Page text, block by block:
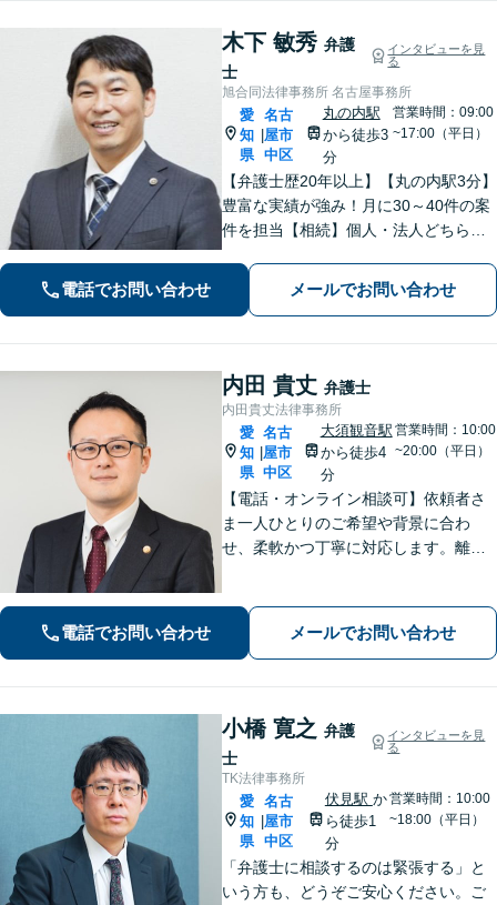
木下 敏秀 弁護
士
インタビューを見
る
旭合同法律事務所 名古屋事務所
愛
知
県
名古
屋市
中区
丸の内駅
から徒歩3
分
営業時間：09:00
~17:00（平日）
【弁護士歴20年以上】【丸の内駅3分】
豊富な実績が強み！月に30～40件の案
件を担当【相続】個人・法人どちらの
方ともに納得する解決を目指します
【離婚問題】他士業と連携し多角的な
電話でお問い合わせ メールでお問い合わせ
内田 貴丈 弁護士
内田貴丈法律事務所
愛
知
県
名古
屋市
中区
大須観音駅
から徒歩4
分
営業時間：10:00
~20:00（平日）
【電話・オンライン相談可】依頼者さ
ま一人ひとりのご希望や背景に合わ
せ、柔軟かつ丁寧に対応します。離
たします。ご相談ください。【大須観
音駅4分】
電話でお問い合わせ メールでお問い合わせ
小橋 寛之 弁護
士
インタビューを見
る
TK法律事務所
愛
知
県
名古
屋市
中区
伏見駅 か
ら徒歩1
分
営業時間：10:00
~18:00（平日）
「弁護士に相談するのは緊張する」と
いう方も、どうぞご安心ください。ご